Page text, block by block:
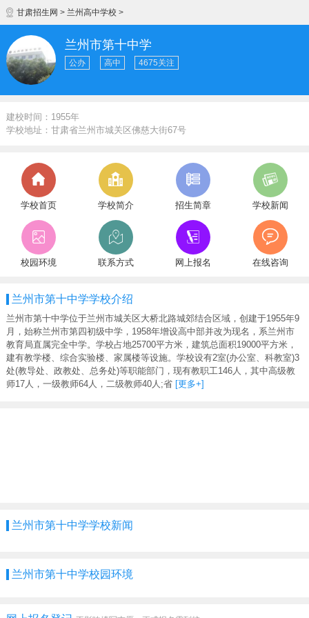
甘肃招生网 > 兰州高中学校>
兰州市第十中学
公办 高中 4675关注
建校时间：1955年
学校地址：甘肃省兰州市城关区佛慈大街67号
学校首页 学校简介 招生简章 学校新闻
校园环境 联系方式 网上报名 在线咨询
兰州市第十中学学校介绍
兰州市第十中学位于兰州市城关区大桥北路城郊结合区域，创建于1955年9
月，始称兰州市第四初级中学，1958年增设高中部并改为现名，系兰州市
教育局直属完全中学。学校占地25700平方米，建筑总面积19000平方米，
建有教学楼、综合实验楼、家属楼等设施。学校设有2室(办公室、科教室)3
处(教导处、政教处、总务处)等职能部门，现有教职工146人，其中高级教
师17人，一级教师64人，二级教师40人;省 [更多+]
兰州市第十中学学校新闻
兰州市第十中学校园环境